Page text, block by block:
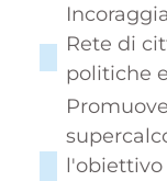
Rete di
politiche
l'obiettivo